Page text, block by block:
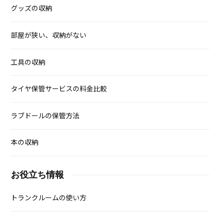
グッズの収納
部屋が狭い、収納がない
工具の収納
タイヤ保管サービスの料金比較
ラブドールの保管方法
本の収納
お役立ち情報
トランクルームの使い方